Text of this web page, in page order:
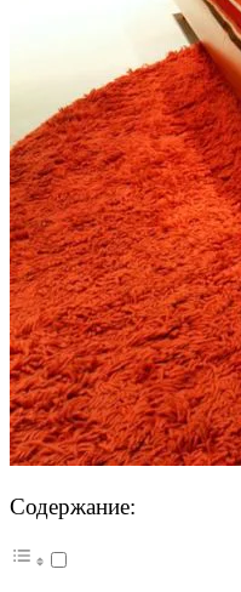
Содержание: